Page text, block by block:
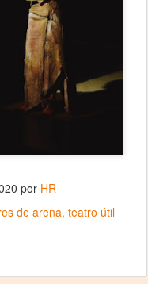
por HR
de arena teatro útil